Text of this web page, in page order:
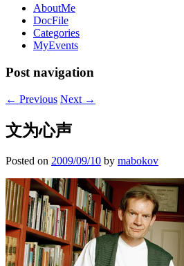
AboutMe
DocFile
Categories
MyEvents
Post navigation
← Previous Next →
文为心声
Posted on 2009/09/10 by mabokov